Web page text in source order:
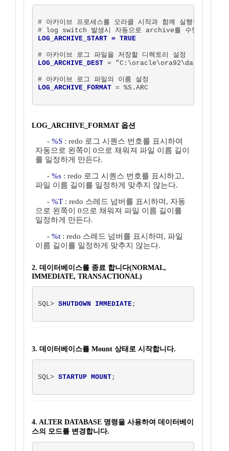
# 아카이브 프로세스를 오라클 시작과 함께 실행하도록 설
LOG_ARCHIVE_START = TRUE
LOG_ARCHIVE_DEST =
LOG_ARCHIVE_FORMAT = %S.ARC
LOG_ARCHIVE_FORMAT 옵션
- %S : redo 로그 시퀀스 번호를 표시하여
자동으로 왼쪽이 0으로 채워져 파일 이름 길이
를 일정하게 만든다.
- %s : redo 로그 시퀀스 번호를 표시하고,
파일 이름 길이를 일정하게 맞추지 않는다.
- %T : redo 스레드 넘버를 표시하며, 자동
으로 왼쪽이 0으로 채워져 파일 이름 길이를
일정하게 만든다.
- %t : redo 스레드 넘버를 표시하며, 파일
이름 길이를 일정하게 맞추지 않는다.
2. 데이터베이스를 종료 합니다(NORMAL,
IMMEDIATE, TRANSACTIONAL)
SQL> SHUTDOWN IMMEDIATE;
3. 데이터베이스를 Mount 상태로 시작합니다.
SQL> STARTUP MOUNT;
4. ALTER DATABASE 명령을 사용하여 데이터베이
스의 모드를 변경합니다.